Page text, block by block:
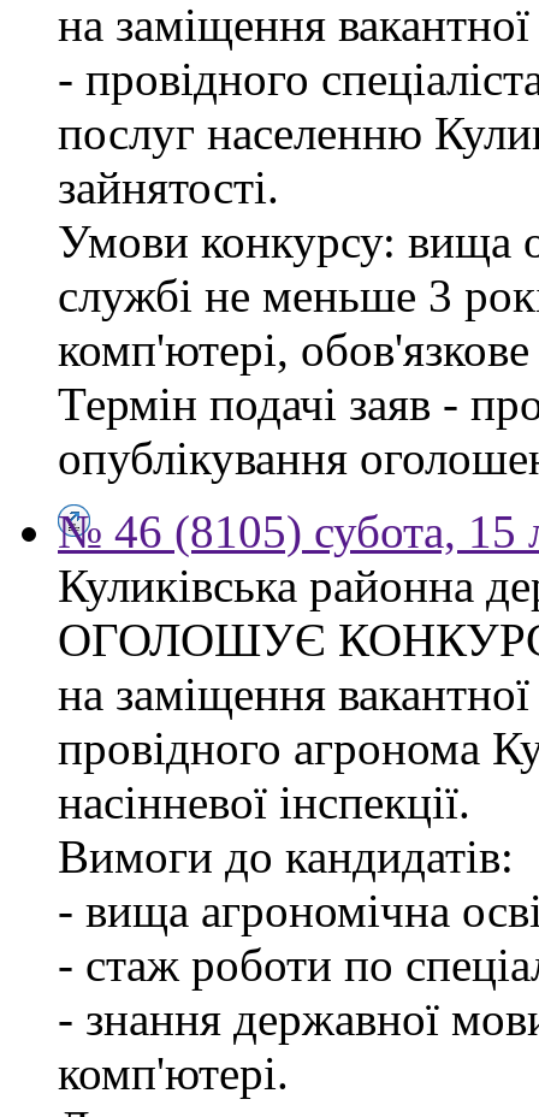
на заміщення
- провідного
послуг населенню
зайнятості.
Умови конкурсу: вища
службі не меньше 3
комп'ютері,
Термін подачі заяв -
опублікування
№ 46 (8105) субота, 15
Куликівська районна
ОГОЛОШУЄ
на заміщення
провідного агронома
насінневої інспекції.
Вимоги до кандидатів:
- вища агрономічна
- стаж роботи по
- знання державної
комп'ютері.